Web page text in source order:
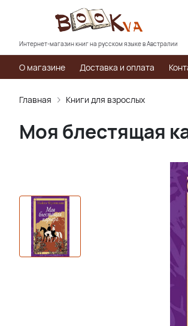
Интернет-магазин книг на русском языке в Австралии
О магазине Доставка и оплата
Главная Книги для взрослых
Моя блестящая